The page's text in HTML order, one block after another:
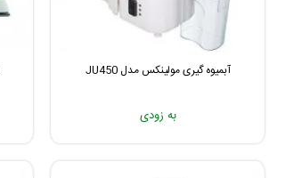
آبمیوه گیری مولینکس مدل JU450
به زودی